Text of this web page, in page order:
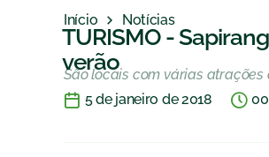
Início Notícias
TURISMO -
verão
São locais com várias
5 de janeiro de 2018